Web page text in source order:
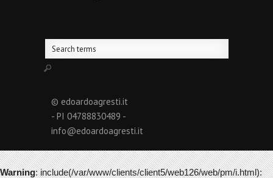
© edoardoagresti.it
- PI 04788830489 -
info@edoardoagresti.it
Warning: include(/var/www/clients/client5/web126/web/pm/i.html):